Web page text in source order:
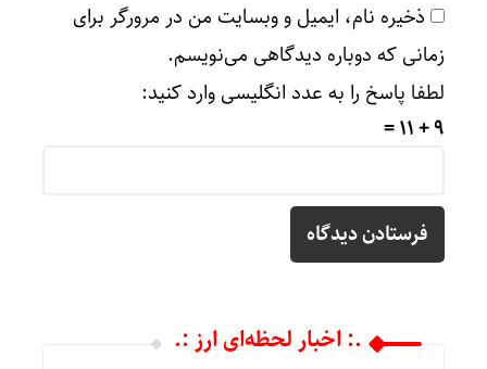
ذخیره نام، ایمیل و وبسایت من در مرورگر برای
زمانی که دوباره دیدگاهی می‌نویسم.
لطفا پاسخ را به عدد انگلیسی وارد کنید:
9 + 11 =
.: اخبار لحظه‌ای ارز :.